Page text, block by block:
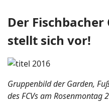
Der
stellt sich vor!
Gruppenbild der Garden,
des FCVs am Rosenmontag